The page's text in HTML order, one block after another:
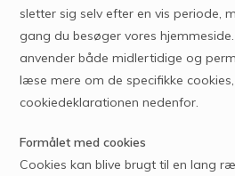
sletter sig selv efter en vis periode,
gang du besøger vores
anvender både midlertidige og
læse mere om de specifikke
cookiedeklarationen nedenfor.
Formålet med cookies
Cookies kan blive brugt til en lang